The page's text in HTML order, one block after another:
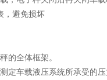
，避免损坏
的全体框架。
定车载液压系统所承受的压